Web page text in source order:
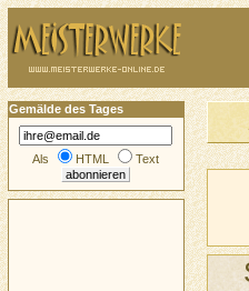
Gemälde des Tages
Als HTML Text